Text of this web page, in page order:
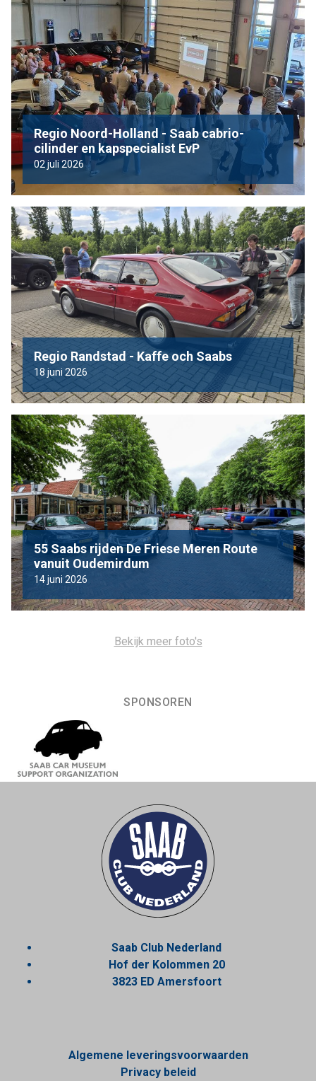
Regio Noord-Holland - Saab cabrio-
cilinder en kapspecialist EvP
02 juli 2026
Regio Randstad - Kaffe och Saabs
18 juni 2026
55 Saabs rijden De Friese Meren Route
vanuit Oudemirdum
14 juni 2026
Bekijk meer foto's
SPONSOREN
Saab Club Nederland
Hof der Kolommen 20
3823 ED Amersfoort
Algemene leveringsvoorwaarden
Privacy beleid